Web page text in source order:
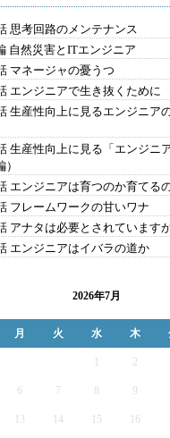
思考回路のメンテナンス
自然災害とITエンジニア
マネージャの憂うつ
エンジニアで生き抜くために
生産性向上に見るエンジニア
生産性向上に見る「エンジニ
）
エンジニアは育つのか育てる
フレームワークの甘いワナ
アナタは必要とされています
エンジニアはイバラの道か
2026年7月
月 火 水 木
2
6 7 9
13 14 15 16